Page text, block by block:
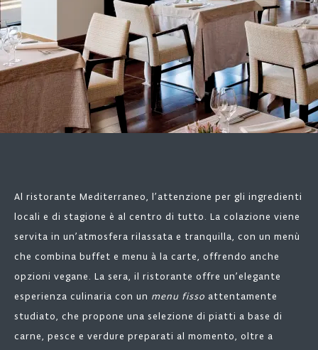
Al ristorante Mediterraneo, l’attenzione per gli ingredienti
locali e di stagione è al centro di tutto. La colazione viene
servita in un’atmosfera rilassata e tranquilla, con un menù
che combina buffet e menu à la carte, offrendo anche
opzioni vegane. La sera, il ristorante offre un’elegante
esperienza culinaria con un menu fisso attentamente
studiato, che propone una selezione di piatti a base di
carne, pesce e verdure preparati al momento, oltre a